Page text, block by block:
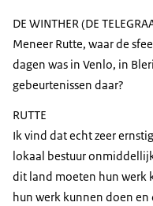
DE WINTHER (DE
Meneer Rutte, waar de
dagen was in Venlo, in
gebeurtenissen daar?
RUTTE
Ik vind dat echt zeer
lokaal bestuur
dit land moeten hun werk
hun werk kunnen doen en